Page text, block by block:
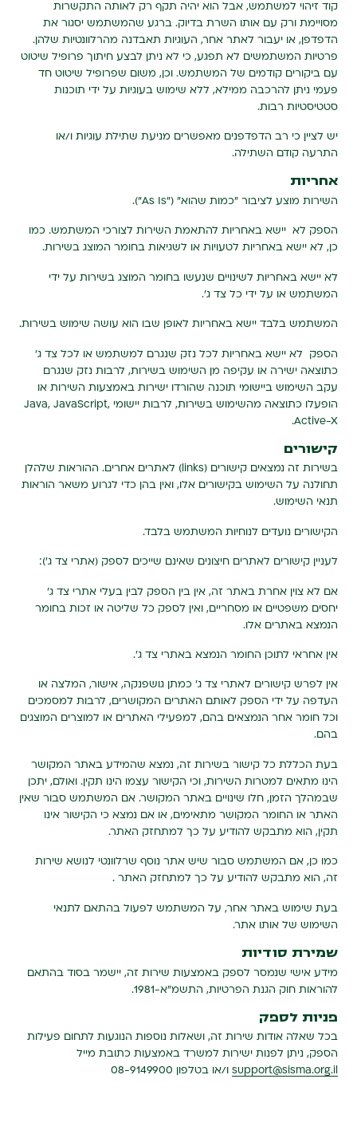
קוד זיהוי למשתמש, אבל הוא יהיה תקף רק לאותה התקשרות
מסויימת ורק עם אותו השרת בדיוק. ברגע שהמשתמש יסגור את
הדפדפן, או יעבור לאתר אחר, העוגיות תאבדנה מהרלוונטיות שלהן.
פרטיות המשתמשים לא תפגע, כי לא ניתן לבצע חיתוך פרופיל שיטוט
עם ביקורים קודמים של המשתמש. וכן, משום שפרופיל שיטוט חד
פעמי ניתן להרכבה ממילא, ללא שימוש בעוגיות על ידי תוכנות
סטטיסטיות רבות.
יש לציין כי רב הדפדפנים מאפשרים מניעת שתילת עוגיות ו/או
התרעה קודם השתילה.
אחריות
השירות מוצע לציבור "כמות שהוא" ("As Is").
הספק לא יישא באחריות להתאמת השירות לצורכי המשתמש. כמו
כן, לא יישא באחריות לטעויות או לשגיאות בחומר המוצג בשירות.
לא יישא באחריות לשינויים שנעשו בחומר המוצג בשירות על ידי
המשתמש או על ידי כל צד ג'.
המשתמש בלבד יישא באחריות לאופן שבו הוא עושה שימוש בשירות.
הספק לא יישא באחריות לכל נזק שנגרם למשתמש או לכל צד ג'
כתוצאה ישירה או עקיפה מן השימוש בשירות, לרבות נזק שנגרם
עקב השימוש ביישומי תוכנה שהורדו ישירות באמצעות השירות או
הופעלו כתוצאה מהשימוש בשירות, לרבות יישומי Java, JavaScript,
Active-X.
קישורים
בשירות זה נמצאים קישורים (links) לאתרים אחרים. ההוראות שלהלן
תחולנה על השימוש בקישורים אלו, ואין בהן כדי לגרוע משאר הוראות
תנאי השימוש.
הקישורים נועדים לנוחיות המשתמש בלבד.
לעניין קישורים לאתרים חיצונים שאינם שייכים לספק (אתרי צד ג'):
אם לא צוין אחרת באתר זה, אין בין הספק לבין בעלי אתרי צד ג'
יחסים משפטיים או מסחריים, ואין לספק כל שליטה או זכות בחומר
הנמצא באתרים אלו.
אין אחראי לתוכן החומר הנמצא באתרי צד ג'.
אין לפרש קישורים לאתרי צד ג' כמתן גושפנקה, אישור, המלצה או
העדפה על ידי הספק לאותם האתרים המקושרים, לרבות למסמכים
וכל חומר אחר הנמצאים בהם, למפעילי האתרים או למוצרים המוצגים
בהם.
בעת הכללת כל קישור בשירות זה, נמצא שהמידע באתר המקושר
הינו מתאים למטרות השירות, וכי הקישור עצמו הינו תקין. ואולם, יתכן
שבמהלך הזמן, חלו שינויים באתר המקושר. אם המשתמש סבור שאין
האתר או החומר המקושר מתאימים, או אם נמצא כי הקישור אינו
תקין, הוא מתבקש להודיע על כך למתחזק האתר.
כמו כן, אם המשתמש סבור שיש אתר נוסף שרלוונטי לנושא שירות
זה, הוא מתבקש להודיע על כך למתחזק האתר .
בעת שימוש באתר אחר, על המשתמש לפעול בהתאם לתנאי
השימוש של אותו אתר.
שמירת סודיות
מידע אישי שנמסר לספק באמצעות שירות זה, יישמר בסוד בהתאם
להוראות חוק הגנת הפרטיות, התשמ"א-‏1981.
פניות לספק
בכל שאלה אודות שירות זה, ושאלות נוספות הנוגעות לתחום פעילות
הספק, ניתן לפנות ישירות למשרד באמצעות כתובת מייל
support@sisma.org.il ו/או בטלפון 08-9149900